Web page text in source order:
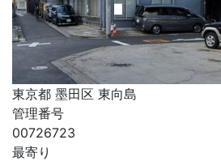
東京都 墨田区 東向島
管理番号
00726723
最寄り